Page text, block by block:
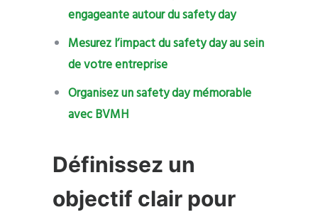
engageante autour du safety day
Mesurez l’impact du safety day au sein
de votre entreprise
Organisez un safety day mémorable
avec BVMH
Définissez un
objectif clair pour